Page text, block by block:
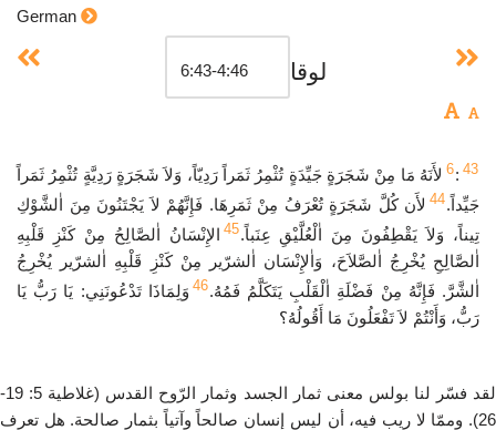
German
لوقا
6: 43
لأَنَهُ مَا مِنْ شَجَرَةٍ جَيِّدَةٍ تُثْمِرُ ثَمَراً رَدِيّاً، وَلاَ شَجَرَةٍ رَدِيَّةٍ تُثْمِرُ ثَمَراً
جَيِّداً.44 لأَن كُلَّ شَجَرَةٍ تُعْرَفُ مِنْ ثَمَرِهَا. فَإِنَّهُمْ لاَ يَجْتَنُونَ مِنَ اٰلشَّوْكِ
تِيناً، وَلاَ يَقْطِفُونَ مِنَ اٰلْعُلَّيْقِ عِنَباً.45 الإِنْسَانُ اٰلصَّالِحُ مِنْ كَنْزِ قَلْبِهِ
اٰلصَّالِحِ يُخْرِجُ اٰلصَّلاَحَ، وَاٰلإِنْسَان اٰلشرّير مِنْ كَنْزِ قَلْبِهِ اٰلشرّير يُخْرِجُ
اٰلشَّرَّ. فَإِنَّهُ مِنْ فَضْلَةِ اٰلْقَلْبِ يَتَكَلَّمُ فَمُهُ.46 وَلِمَاذَا تَدْعُونَنِي: يَا رَبُّ يَا
رَبُّ، وَأَنْتُمْ لاَ تَفْعَلُونَ مَا أَقُولُهُ؟
لقد فسّر لنا بولس معنى ثمار الجسد وثمار الرّوح القدس (غلاطية 5: 19-
26). وممّا لا ريب فيه، أن ليس إنسان صالحاً وآتياً بثمار صالحة. هل تعرف